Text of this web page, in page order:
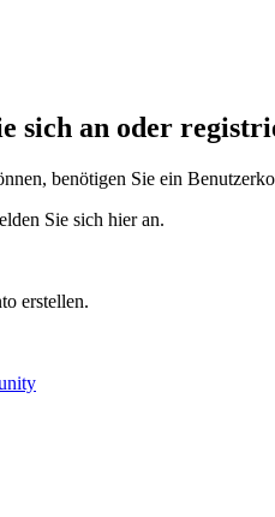
sich an oder
benötigen Sie ein
Sie sich hier an.
erstellen.